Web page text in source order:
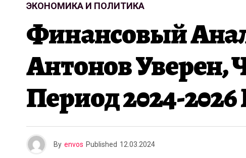
ЭКОНОМИКА И ПОЛИТИКА
Финансовый
Антонов Уверен,
Период 2024-
By envos Published 12.03.2024